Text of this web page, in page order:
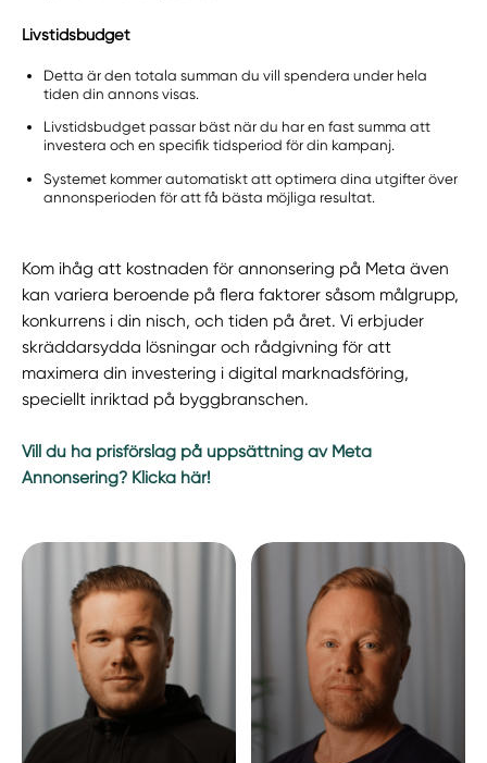
Livstidsbudget
Detta är den totala summan du vill spendera under hela
tiden din annons visas.
Livstidsbudget passar bäst när du har en fast summa att
investera och en specifik tidsperiod för din kampanj.
Systemet kommer automatiskt att optimera dina utgifter över
annonsperioden för att få bästa möjliga resultat.
Kom ihåg att kostnaden för annonsering på Meta även
kan variera beroende på flera faktorer såsom målgrupp,
konkurrens i din nisch, och tiden på året. Vi erbjuder
skräddarsydda lösningar och rådgivning för att
maximera din investering i digital marknadsföring,
speciellt inriktad på byggbranschen.
Vill du ha prisförslag på uppsättning av Meta
Annonsering? Klicka här!